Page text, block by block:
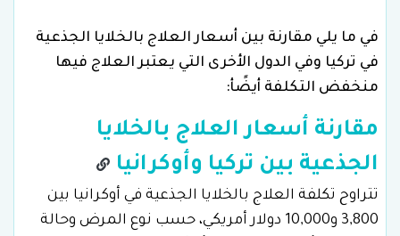
في ما يلي مقارنة بين أسعار العلاج بالخلايا الجذعية
في تركيا وفي الدول الأخرى التي يعتبر العلاج فيها
منخفض التكلفة أيضًأ:
مقارنة أسعار العلاج بالخلايا
الجذعية بين تركيا وأوكرانيا
تتراوح تكلفة العلاج بالخلايا الجذعية في أوكرانيا بين
3,800 و10,000 دولار أمريكي، حسب نوع المرض وحالة